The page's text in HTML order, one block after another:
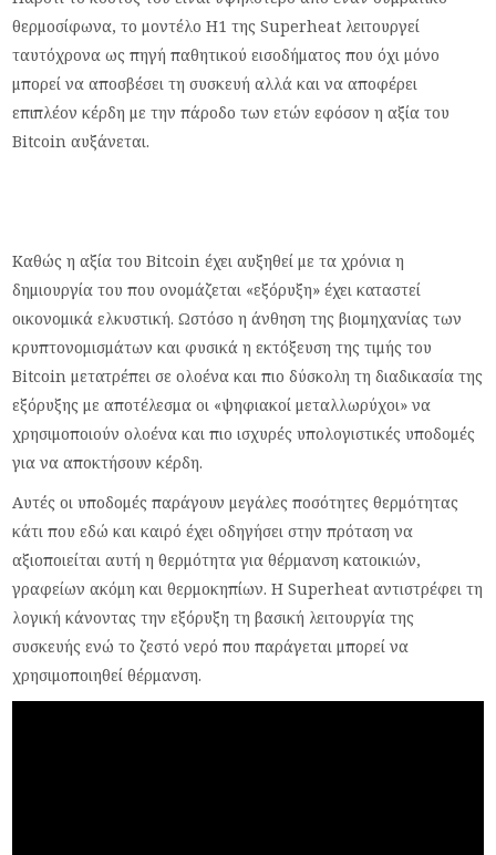
θερμοσίφωνα, το μοντέλο H1 της Superheat λειτουργεί
ταυτόχρονα ως πηγή παθητικού εισοδήματος που όχι μόνο
μπορεί να αποσβέσει τη συσκευή αλλά και να αποφέρει
επιπλέον κέρδη με την πάροδο των ετών εφόσον η αξία του
Bitcoin αυξάνεται.
Καθώς η αξία του Bitcoin έχει αυξηθεί με τα χρόνια η
δημιουργία του που ονομάζεται «εξόρυξη» έχει καταστεί
οικονομικά ελκυστική. Ωστόσο η άνθηση της βιομηχανίας των
κρυπτονομισμάτων και φυσικά η εκτόξευση της τιμής του
Bitcoin μετατρέπει σε ολοένα και πιο δύσκολη τη διαδικασία της
εξόρυξης με αποτέλεσμα οι «ψηφιακοί μεταλλωρύχοι» να
χρησιμοποιούν ολοένα και πιο ισχυρές υπολογιστικές υποδομές
για να αποκτήσουν κέρδη.
Αυτές οι υποδομές παράγουν μεγάλες ποσότητες θερμότητας
κάτι που εδώ και καιρό έχει οδηγήσει στην πρόταση να
αξιοποιείται αυτή η θερμότητα για θέρμανση κατοικιών,
γραφείων ακόμη και θερμοκηπίων. Η Superheat αντιστρέφει τη
λογική κάνοντας την εξόρυξη τη βασική λειτουργία της
συσκευής ενώ το ζεστό νερό που παράγεται μπορεί να
χρησιμοποιηθεί θέρμανση.